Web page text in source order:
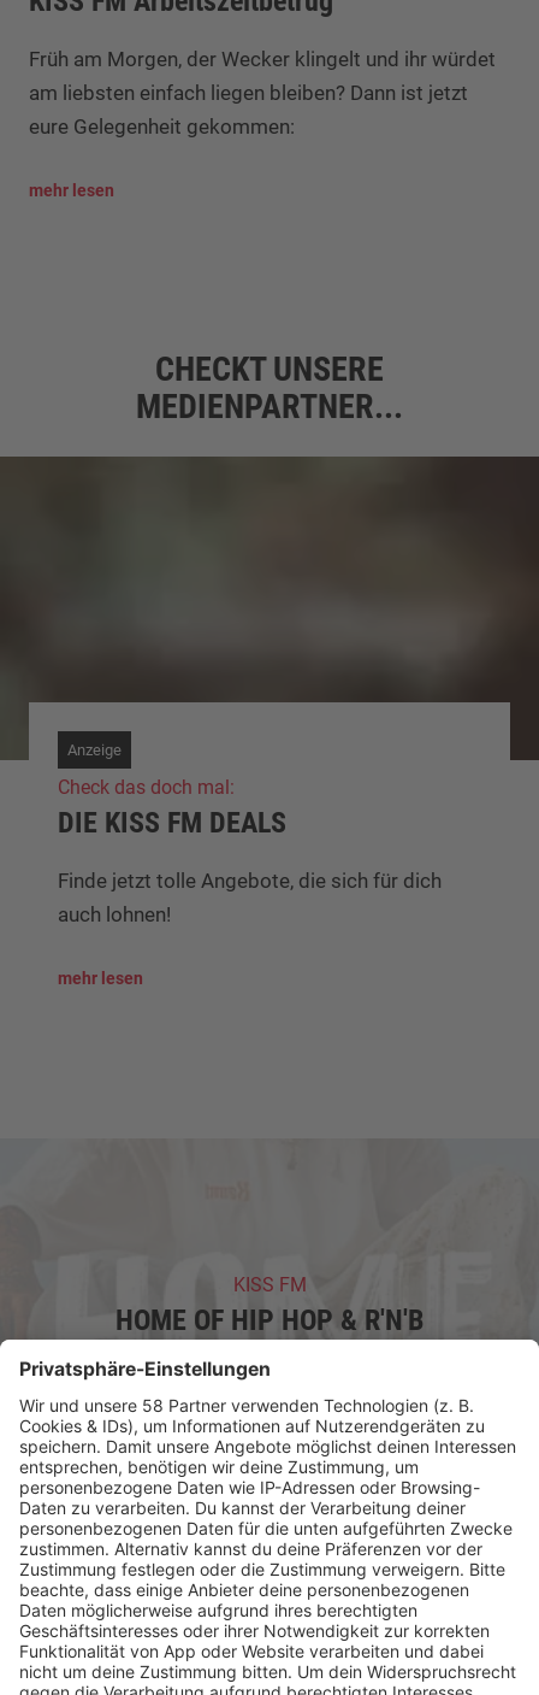
Früh am Morgen, der Wecker klingelt und ihr würdet
am liebsten einfach liegen bleiben? Dann ist jetzt
eure Gelegenheit gekommen:
mehr lesen
CHECKT UNSERE
MEDIENPARTNER...
Anzeige
Check das doch mal:
DIE KISS FM DEALS
Finde jetzt tolle Angebote, die sich für dich
auch lohnen!
mehr lesen
KISS FM
HOME OF HIP HOP & R'N'B
Non-Stop Hip Hop & R'n'B für ganz Deutschland. Die
heißesten Tracks, exklusive Shows und dein urbaner
Sound. Jetzt live hören!
mehr lesen